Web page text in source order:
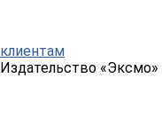
клиентам
Издательство «Эксмо»